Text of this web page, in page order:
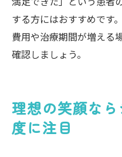
する方にはおすすめです
費用や治療期間が増える
確認しましょう。
理想の笑顔な
度に注目